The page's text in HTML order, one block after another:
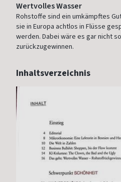
Wertvolles Wasser
Rohstoffe sind ein umkämpftes
sie in Europa achtlos in Flüsse
werden. Dabei wäre es gar nicht
zurückzugewinnen.
Inhaltsverzeichnis